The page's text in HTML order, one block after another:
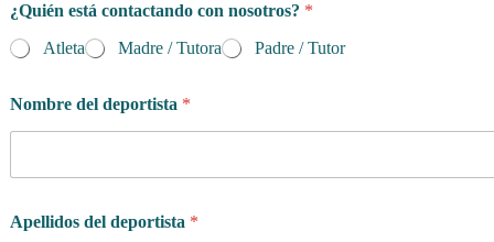
¿Quién está contactando con nosotros? *
Atleta
Madre / Tutora Padre / Tutor
Nombre del deportista *
Apellidos del deportista *